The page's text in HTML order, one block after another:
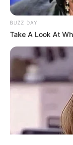
ΤΑΥΤΟΤΗΤΑ
© 2025
BUZZ DAY
Take A Look At